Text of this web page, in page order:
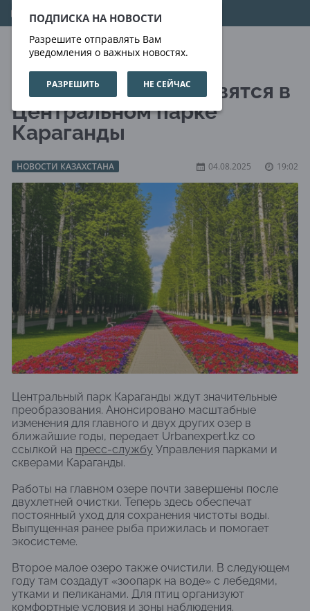
ПОДПИСКА НА НОВОСТИ
Разрешите отправлять Вам
уведомления о важных новостях.
РАЗРЕШИТЬ НЕ СЕЙЧАС
09.08.2026 06:17:56
Лебеди и белки появятся в
Центральном парке
Караганды
НОВОСТИ КАЗАХСТАНА 04.08.2025 19:02
Центральный парк Караганды ждут значительные
преобразования. Анонсировано масштабные
изменения для главного и двух других озер в
ближайшие годы, передает Urbanexpert.kz со
ссылкой на пресс-службу Управления парками и
скверами Караганды.
Работы на главном озере почти завершены после
двухлетней очистки. Теперь здесь обеспечат
постоянный уход для сохранения чистоты воды.
Выпущенная ранее рыба прижилась и помогает
экосистеме.
Второе малое озеро также очистили. В следующем
году там создадут «зоопарк на воде» с лебедями,
утками и пеликанами. Для птиц организуют
комфортные условия и зоны наблюдения.